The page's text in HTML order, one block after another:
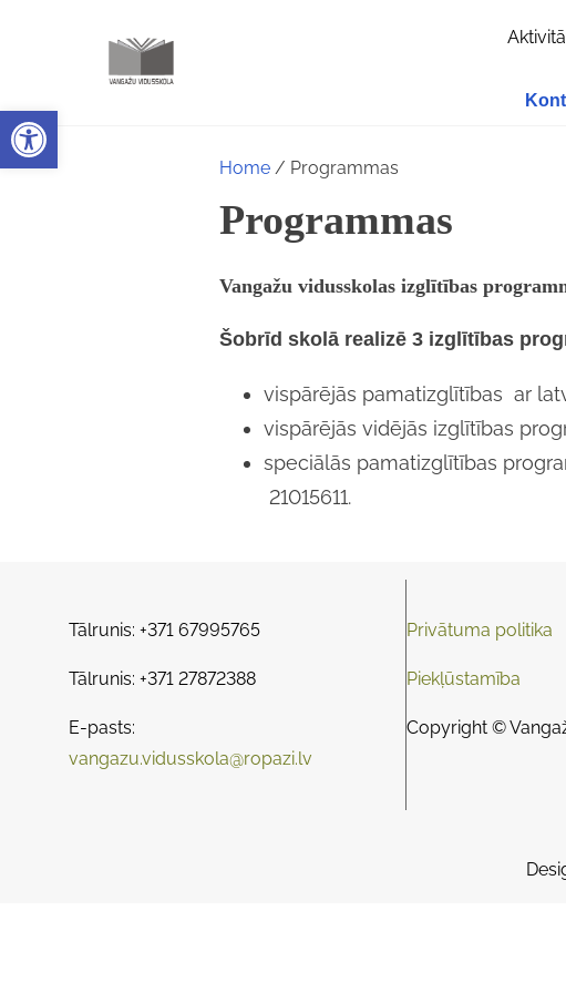
Open toolbar
Home / Programmas
Programmas
Vangažu vidusskolas izglītības
Šobrīd skolā realizē 3 izglītības
vispārējās pamatizglītības ar
vispārējās vidējās izglītības
speciālās pamatizglītības
21015611.
Tālrunis: +371 67995765
Tālrunis: +371 27872388
E-pasts:
vangazu.vidusskola@ropazi.lv
Privātuma politika
Piekļūstamība
Copyright ©